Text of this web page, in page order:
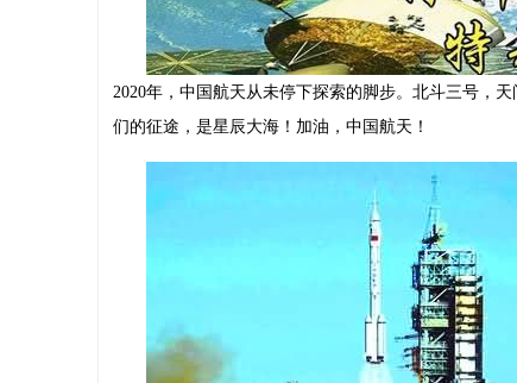
2020年，中国航天从未停下探索的脚步。北斗三号，
们的征途，是星辰大海！加油，中国航天！